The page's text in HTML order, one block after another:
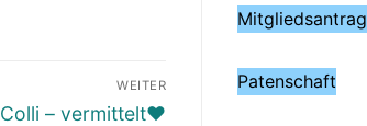
WEITER
Nächster
Colli – vermittelt❤
Mitgliedsantrag
Patenschaft